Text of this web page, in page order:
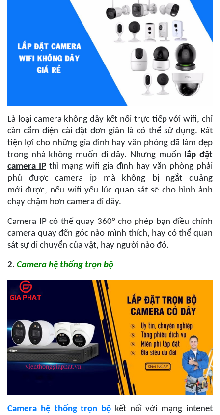
Là loại camera không dây kết nối trực tiếp với wifi, chỉ
cần cắm điện cài đặt đơn giản là có thể sử dụng. Rất
tiện lợi cho những gia đình hay văn phòng đã làm đẹp
trong nhà không muốn đi dây. Nhưng muốn
lắp đặt
camera IP thì mạng wifi gia đình hay văn phòng phải
phủ được camera ip mà không bị ngắt quảng
mới được, nếu wifi yếu lúc quan sát sẽ cho hình ảnh
chạy chậm hơn camera đi dây.
Camera IP có thể quay 360° cho phép bạn điều chỉnh
camera quay đến góc nào mình thích, hay có thể quan
sát sự di chuyển của vật, hay người nào đó.
2. Camera hệ thống trọn bộ
Camera hệ thống trọn bộ kết nối với mạng intenet